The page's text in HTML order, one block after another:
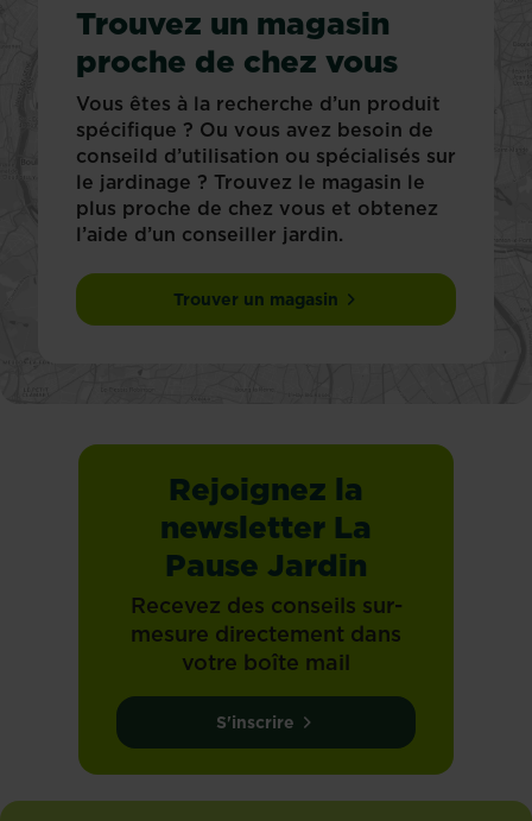
Trouvez un magasin
proche de chez vous
Vous êtes à la recherche d’un produit
spécifique ? Ou vous avez besoin de
conseild d’utilisation ou spécialisés sur
le jardinage ? Trouvez le magasin le
plus proche de chez vous et obtenez
l’aide d’un conseiller jardin.
Trouver un magasin
Rejoignez la
newsletter La
Pause Jardin
Recevez des conseils sur-
mesure directement dans
votre boîte mail
S'inscrire